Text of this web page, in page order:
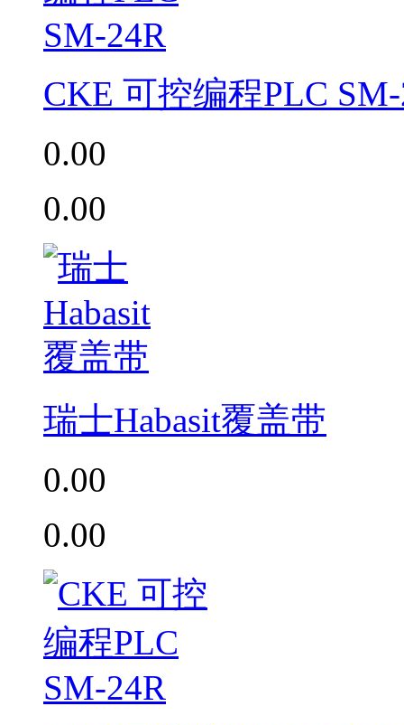
CKE 可控编程PLC
0.00
0.00
瑞士Habasit覆盖带
0.00
0.00